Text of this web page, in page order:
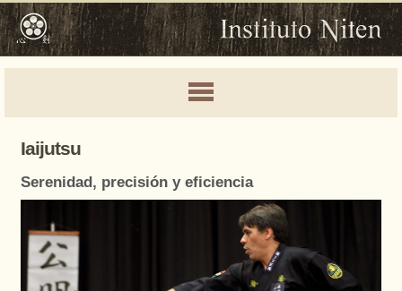
Iaijutsu
Serenidad, precisión y eficiencia